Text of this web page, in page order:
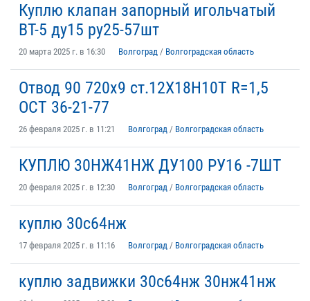
Куплю клапан запорный игольчатый
ВТ-5 ду15 ру25-57шт
20 марта 2025 г. в 16:30 Волгоград / Волгоградская область
Отвод 90 720х9 ст.12Х18Н10Т R=1,5
ОСТ 36-21-77
26 февраля 2025 г. в 11:21 Волгоград / Волгоградская область
КУПЛЮ 30НЖ41НЖ ДУ100 РУ16 -7ШТ
20 февраля 2025 г. в 12:30 Волгоград / Волгоградская область
куплю 30с64нж
17 февраля 2025 г. в 11:16 Волгоград / Волгоградская область
куплю задвижки 30с64нж 30нж41нж